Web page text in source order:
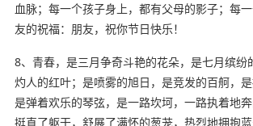
血脉；每一个孩子身上，都有父母的影子；每
友的祝福：朋友，祝你节日快乐！
8、青春，是三月争奇斗艳的花朵，是七月缤纷
灼人的红叶；是喷雾的旭日，是竞发的百舸，是
是弹着欢乐的琴弦，是一路坎坷，一路执着地
挺直了躯干，舒展了满怀的葱茏，热烈地拥抱蓝